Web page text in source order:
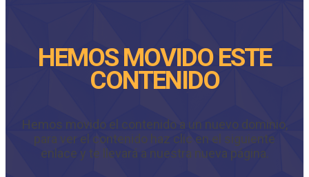
HEMOS MOVIDO ESTE
CONTENIDO
Hemos movido el contenido a un nuevo dominio,
para ver el contenido haz clic en el siguiente
enlace y te llevará a nuestra nueva página.